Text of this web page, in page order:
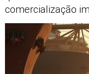
comercialização